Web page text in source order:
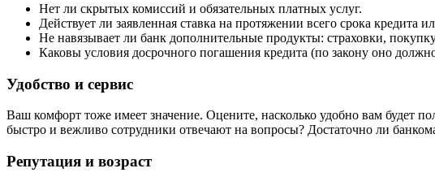
Нет ли скрытых комиссий и обязательных платных услуг.
Действует ли заявленная ставка на протяжении всего срока кредита
Не навязывает ли банк дополнительные продукты: страховки,
Каковы условия досрочного погашения кредита (по закону оно
Удобство и сервис
Ваш комфорт тоже имеет значение. Оцените, насколько удобно вам будет
быстро и вежливо сотрудники отвечают на вопросы? Достаточно ли
Репутация и возраст